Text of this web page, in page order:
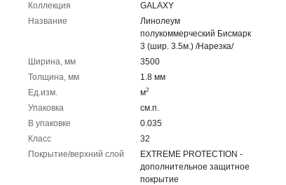
Коллекция
GALAXY
Название
Линолеум
полукоммерческий Бисмарк
3 (шир. 3.5м.) /Нарезка/
Ширина, мм
3500
Толщина, мм
1.8 мм
Ед.изм.
м2
Упаковка
cм.п.
В упаковке
0.035
Класс
32
Покрытие/верхний слой
EXTREME PROTECTION -
дополнительное защитное
покрытие